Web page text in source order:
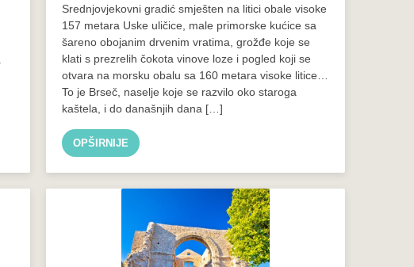
Srednjovjekovni gradić smješten na litici obale visoke
157 metara Uske uličice, male primorske kućice sa
šareno obojanim drvenim vratima, grožđe koje se
klati s prezrelih čokota vinove loze i pogled koji se
otvara na morsku obalu sa 160 metara visoke litice…
To je Brseč, naselje koje se razvilo oko staroga
kaštela, i do današnjih dana […]
OPŠIRNIJE